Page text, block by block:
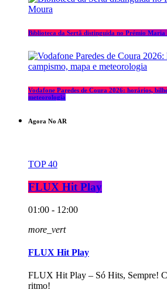
Biblioteca da Sertã distinguida no Prémio Maria
Vodafone Paredes de Coura 2026: horários,
meteorologia
Agora No AR
TOP 40
FLUX Hit Play
01:00 - 12:00
more_vert
FLUX Hit Play
FLUX Hit Play – Só Hits, Sempre!
ritmo!